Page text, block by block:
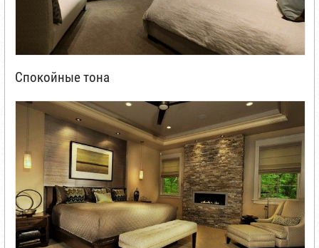
Спокойные тона